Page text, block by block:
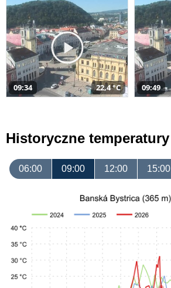
09:34 22,4 °C 09:49
Historyczne temperatury
06:00 09:00 12:00 15:00